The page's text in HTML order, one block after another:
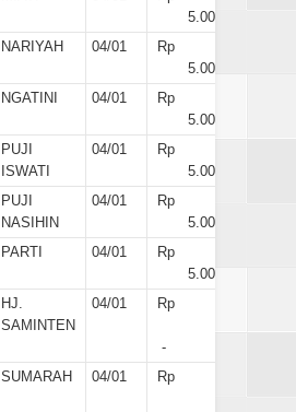
5.000
NARIYAH 04/01
Rp
5.000
NGATINI 04/01
Rp
5.000
PUJI
ISWATI
04/01
Rp
5.000
PUJI
NASIHIN
04/01
Rp
5.000
PARTI 04/01
Rp
5.000
HJ.
SAMINTEN
04/01 Rp
-
SUMARAH 04/01 Rp